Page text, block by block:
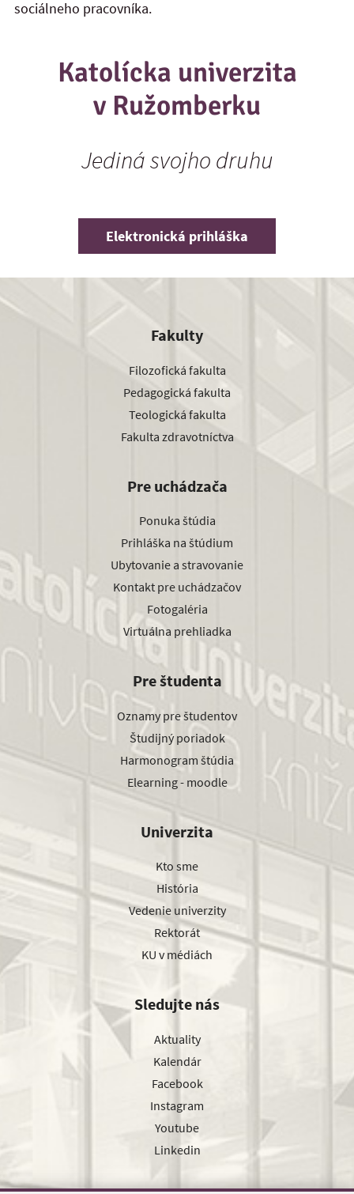
sociálneho pracovníka.
Katolícka univerzita
v Ružomberku
Jediná svojho druhu
Elektronická prihláška
Fakulty
Filozofická fakulta
Pedagogická fakulta
Teologická fakulta
Fakulta zdravotníctva
Pre uchádzača
Ponuka štúdia
Prihláška na štúdium
Ubytovanie a stravovanie
Kontakt pre uchádzačov
Fotogaléria
Virtuálna prehliadka
Pre študenta
Oznamy pre študentov
Študijný poriadok
Harmonogram štúdia
Elearning - moodle
Univerzita
Kto sme
História
Vedenie univerzity
Rektorát
KU v médiách
Sledujte nás
Aktuality
Kalendár
Facebook
Instagram
Youtube
Linkedin